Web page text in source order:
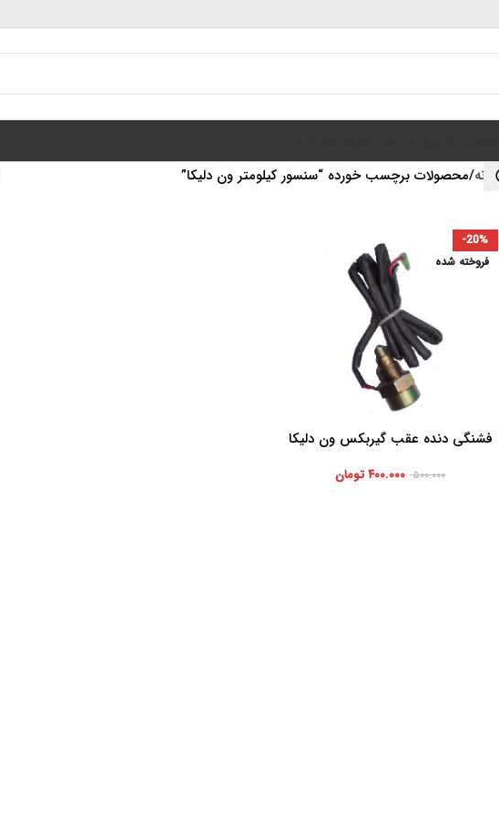
خانه محصولات برچسب خورده “سنسور کیلومتر ون دلیکا”
-20%
فروخته شده
اطلاعات بیشتر
فشنگی دنده عقب گیربکس ون دلیکا
۵۰۰.۰۰۰ ۴۰۰.۰۰۰تومان